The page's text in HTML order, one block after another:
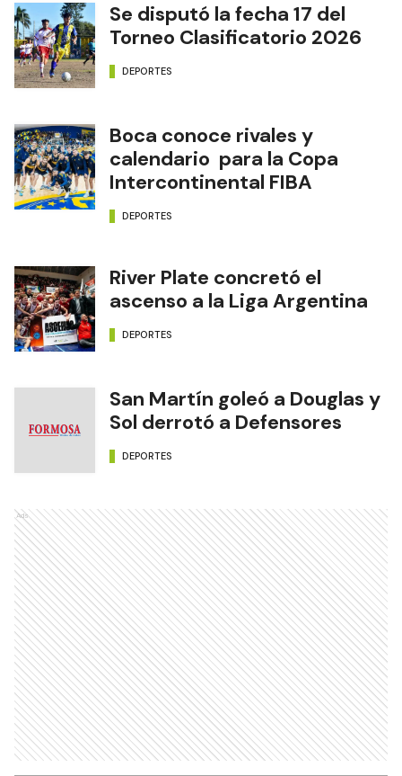
Se disputó la fecha 17 del
Torneo Clasificatorio 2026
DEPORTES
Boca conoce rivales y
calendario para la Copa
Intercontinental FIBA
DEPORTES
River Plate concretó el
ascenso a la Liga Argentina
DEPORTES
San Martín goleó a Douglas y
Sol derrotó a Defensores
DEPORTES
Ads